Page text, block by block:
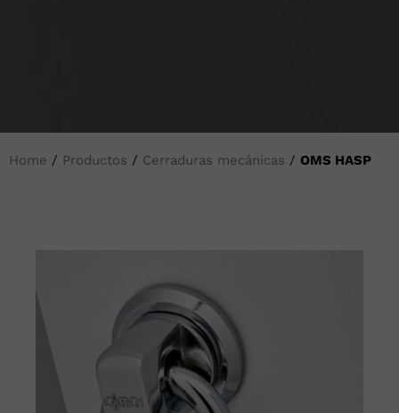
Home / Productos / Cerraduras mecánicas / OMS HASP